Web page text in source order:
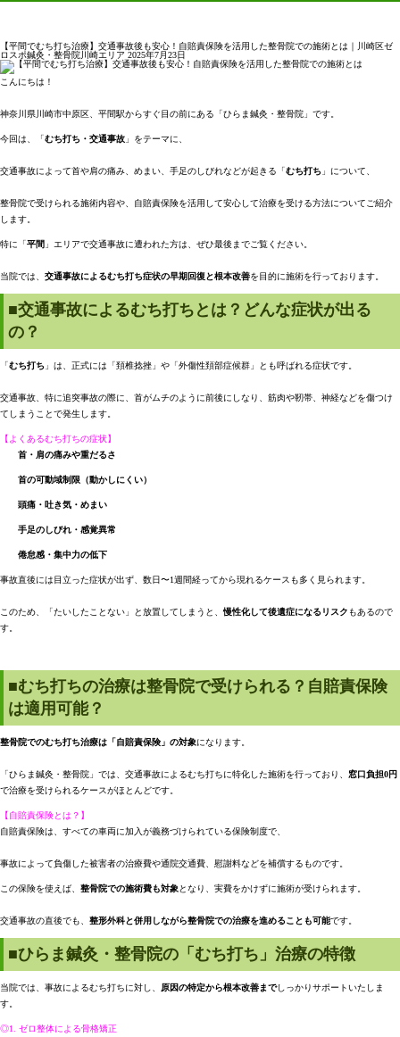
【平間でむち打ち治療】交通事故後も安心！自賠責保険を活用した整骨院での施術とは｜川崎区ゼ
ロスポ鍼灸・整骨院川崎エリア 2025年7月23日
こんにちは！
神奈川県川崎市中原区、平間駅からすぐ目の前にある「ひらま鍼灸・整骨院」です。
今回は、「むち打ち・交通事故 」をテーマに、
交通事故によって首や肩の痛み、めまい、手足のしびれなどが起きる「むち打ち 」について、
整骨院で受けられる施術内容や、自賠責保険を活用して安心して治療を受ける方法についてご紹介
します。
特に「平間 」エリアで交通事故に遭われた方は、ぜひ最後までご覧ください。
当院では、 交通事故によるむち打ち症状の早期回復と根本改善を目的に施術を行っております。
■交通事故によるむち打ちとは？どんな症状が出る
の？
「むち打ち 」は、正式には「頚椎捻挫」や「外傷性頚部症候群」とも呼ばれる症状です。
交通事故、特に追突事故の際に、首がムチのように前後にしなり、筋肉や靭帯、神経などを傷つけ
てしまうことで発生します。
【よくあるむち打ちの症状】
首・肩の痛みや重だるさ
首の可動域制限（動かしにくい）
頭痛・吐き気・めまい
手足のしびれ・感覚異常
倦怠感・集中力の低下
事故直後には目立った症状が出ず、数日〜1週間経ってから現れるケースも多く見られます。
このため、「たいしたことない」と放置してしまうと、 慢性化して後遺症になるリスク もあるので
す。
■むち打ちの治療は整骨院で受けられる？自賠責保険
は適用可能？
整骨院でのむち打ち治療は「自賠責保険」の対象になります。
「ひらま鍼灸・整骨院」では、交通事故によるむち打ちに特化した施術を行っており、 窓口負担0円
で治療を受けられるケースがほとんどです。
【自賠責保険とは？】
自賠責保険は、すべての車両に加入が義務づけられている保険制度で、
事故によって負傷した被害者の治療費や通院交通費、慰謝料などを補償するものです。
この保険を使えば、 整骨院での施術費も対象となり、実費をかけずに施術が受けられます。
交通事故の直後でも、 整形外科と併用しながら整骨院での治療を進めることも可能です。
■ひらま鍼灸・整骨院の「むち打ち」治療の特徴
当院では、事故によるむち打ちに対し、 原因の特定から根本改善までしっかりサポートいたしま
す。
◎1. ゼロ整体による骨格矯正